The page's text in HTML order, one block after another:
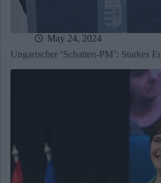
May 24, 2024
Ungarischer ‘Schatten-PM’: Starkes